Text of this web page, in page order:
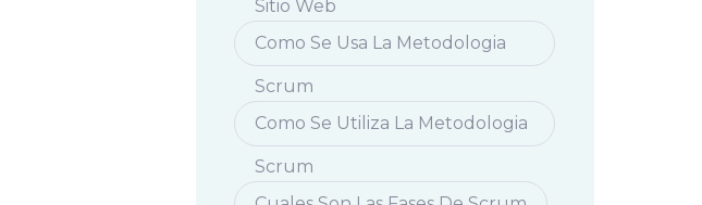
Sitio Web
Como Se Usa La Metodologia
Scrum
Como Se Utiliza La Metodologia
Scrum